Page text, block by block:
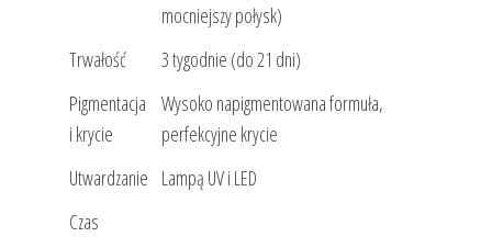
mocniejszy połysk)
Trwałość
3 tygodnie (do 21 dni)
Pigmentacja
i krycie
Wysoko napigmentowana formuła,
perfekcyjne krycie
Utwardzanie Lampą UV i LED
Czas